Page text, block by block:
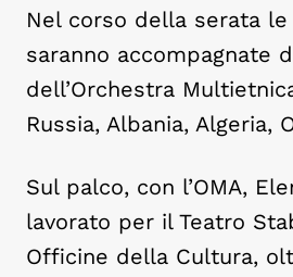
Nel corso della serata
saranno accompagnate
dell’Orchestra
Russia, Albania, Algeria,
Sul palco, con l’OMA,
lavorato per il Teatro
Officine della Cultura,